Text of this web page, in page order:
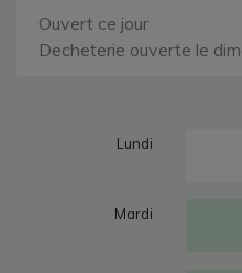
Ouvert ce jour
Decheterie ouverte le
Lundi
Mardi